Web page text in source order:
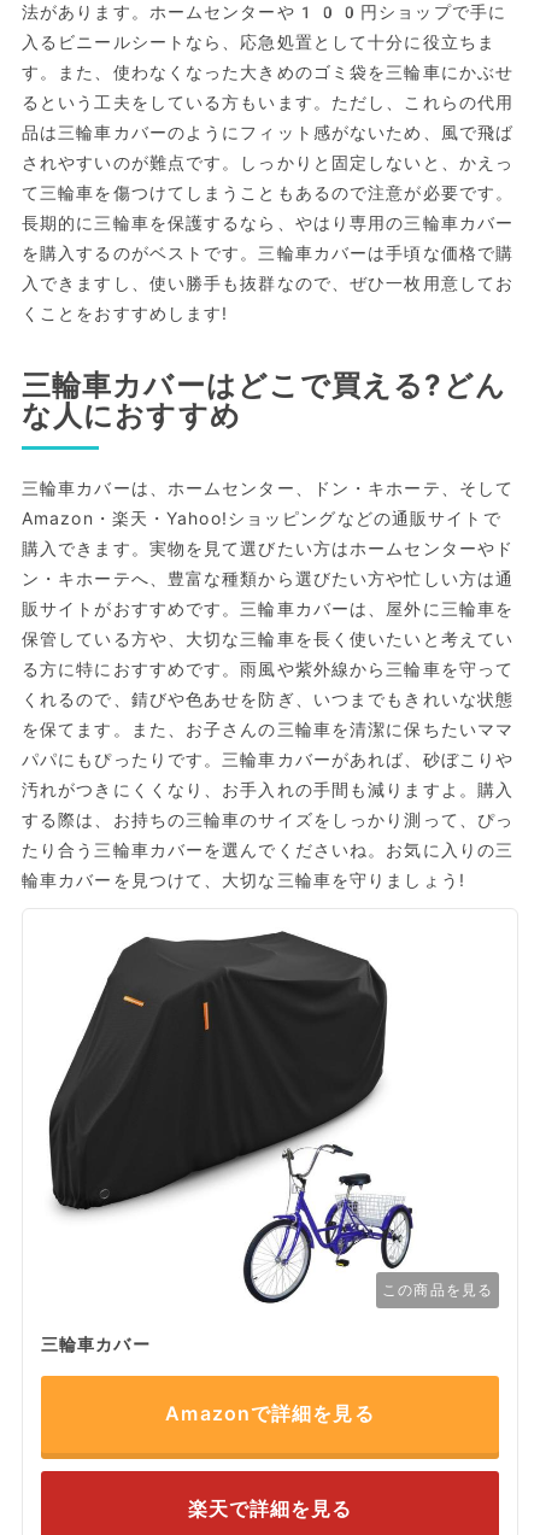
法があります。ホームセンターや100円ショップで手に
入るビニールシートなら、応急処置として十分に役立ちま
す。また、使わなくなった大きめのゴミ袋を三輪車にかぶせ
るという工夫をしている方もいます。ただし、これらの代用
品は三輪車カバーのようにフィット感がないため、風で飛ば
されやすいのが難点です。しっかりと固定しないと、かえっ
て三輪車を傷つけてしまうこともあるので注意が必要です。
長期的に三輪車を保護するなら、やはり専用の三輪車カバー
を購入するのがベストです。三輪車カバーは手頃な価格で購
入できますし、使い勝手も抜群なので、ぜひ一枚用意してお
くことをおすすめします!
三輪車カバーはどこで買える?どん
な人におすすめ
三輪車カバーは、ホームセンター、ドン・キホーテ、そして
Amazon・楽天・Yahoo!ショッピングなどの通販サイトで
購入できます。実物を見て選びたい方はホームセンターやド
ン・キホーテへ、豊富な種類から選びたい方や忙しい方は通
販サイトがおすすめです。三輪車カバーは、屋外に三輪車を
保管している方や、大切な三輪車を長く使いたいと考えてい
る方に特におすすめです。雨風や紫外線から三輪車を守って
くれるので、錆びや色あせを防ぎ、いつまでもきれいな状態
を保てます。また、お子さんの三輪車を清潔に保ちたいママ
パパにもぴったりです。三輪車カバーがあれば、砂ぼこりや
汚れがつきにくくなり、お手入れの手間も減りますよ。購入
する際は、お持ちの三輪車のサイズをしっかり測って、ぴっ
たり合う三輪車カバーを選んでくださいね。お気に入りの三
輪車カバーを見つけて、大切な三輪車を守りましょう!
この商品を見る
三輪車カバー
Amazonで詳細を見る
楽天で詳細を見る